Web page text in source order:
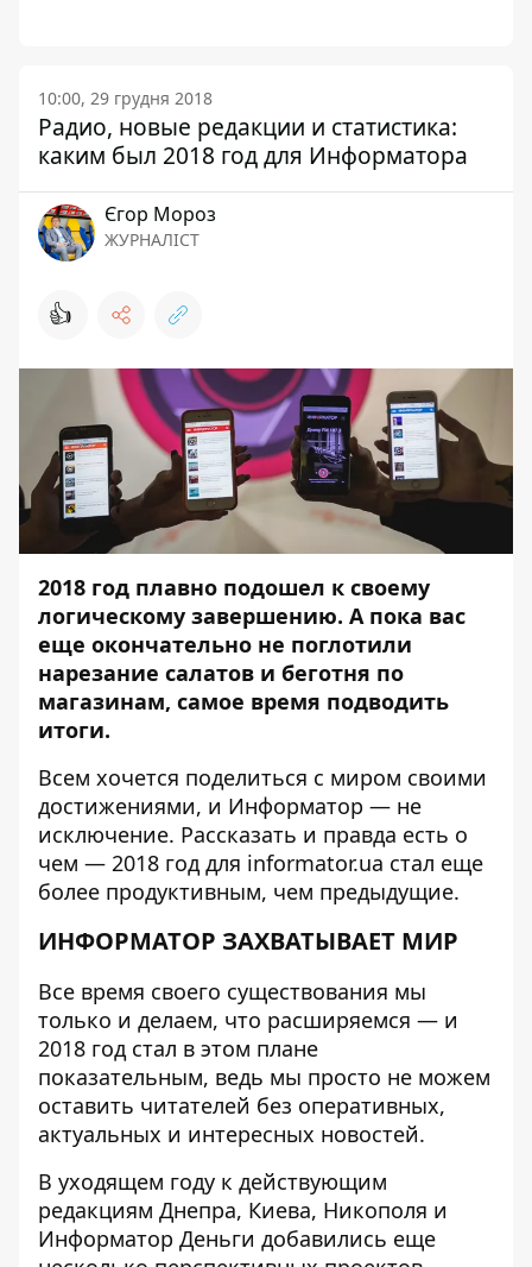
10:00, 29 грудня 2018
Радио, новые редакции и статистика:
каким был 2018 год для Информатора
Єгор Мороз
ЖУРНАЛІСТ
👍
2018 год плавно подошел к своему
логическому завершению. А пока вас
еще окончательно не поглотили
нарезание салатов и беготня по
магазинам, самое время подводить
итоги.
Всем хочется поделиться с миром своими
достижениями, и Информатор — не
исключение. Рассказать и правда есть о
чем — 2018 год для informator.ua стал еще
более продуктивным, чем предыдущие.
ИНФОРМАТОР ЗАХВАТЫВАЕТ МИР
Все время своего существования мы
только и делаем, что расширяемся — и
2018 год стал в этом плане
показательным, ведь мы просто не можем
оставить читателей без оперативных,
актуальных и интересных новостей.
В уходящем году к действующим
редакциям Днепра, Киева, Никополя и
Информатор Деньги добавились еще